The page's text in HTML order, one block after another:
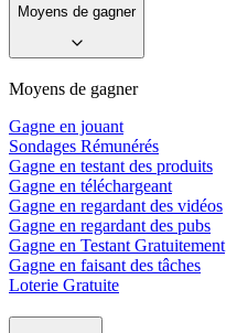
Moyens de gagner
Moyens de gagner
Gagne en jouant
Sondages Rémunérés
Gagne en testant des produits
Gagne en téléchargeant
Gagne en regardant des vidéos
Gagne en regardant des pubs
Gagne en Testant Gratuitement
Gagne en faisant des tâches
Loterie Gratuite